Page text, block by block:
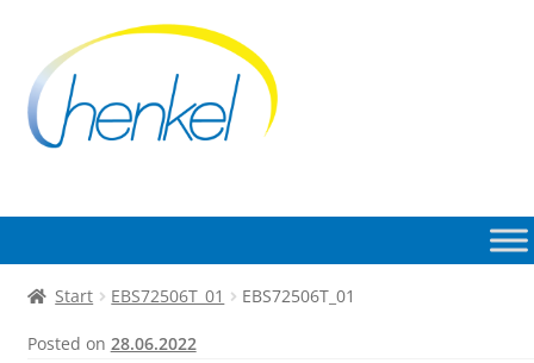
Navigation
springen
Inhalt
springen
Start EBS72506T_01 EBS72506T_01
Posted on 28.06.2022